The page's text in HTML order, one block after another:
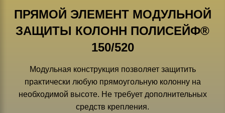
ПРЯМОЙ ЭЛЕМЕНТ МОДУЛЬНОЙ
ЗАЩИТЫ КОЛОНН ПОЛИСЕЙФ®
150/520
Модульная конструкция позволяет защитить
практически любую прямоугольную колонну на
необходимой высоте. Не требует дополнительных
средств крепления.